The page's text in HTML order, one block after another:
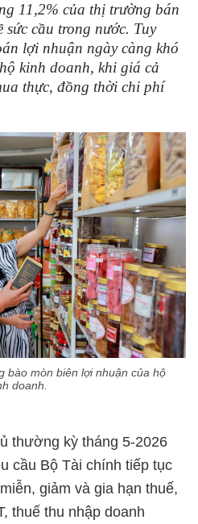
11,2% của thị trường bán
sức cầu trong nước. Tuy
lợi nhuận ngày càng khó
kinh doanh, khi giá cả
thực, đồng thời chi phí
bào mòn biên lợi nhuận của hộ
doanh.
thường kỳ tháng 5-2026
cầu Bộ Tài chính tiếp tục
giảm và gia hạn thuế,
thuế thu nhập doanh